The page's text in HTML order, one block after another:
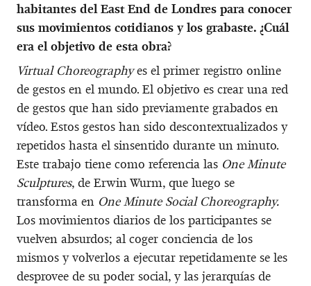
habitantes del East End de Londres para conocer
sus movimientos cotidianos y los grabaste. ¿Cuál
era el objetivo de esta obra?
Virtual Choreographyes el primer registro online
de gestos en el mundo. El objetivo es crear una red
de gestos que han sido previamente grabados en
vídeo. Estos gestos han sido descontextualizados y
repetidos hasta el sinsentido durante un minuto.
Este trabajo tiene como referencia las One Minute
Sculptures, de Erwin Wurm, que luego se
transforma en One Minute Social Choreography.
Los movimientos diarios de los participantes se
vuelven absurdos; al coger conciencia de los
mismos y volverlos a ejecutar repetidamente se les
desprovee de su poder social, y las jerarquías de